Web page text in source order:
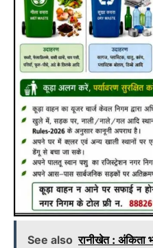
See also रानीखेत : अंकिता